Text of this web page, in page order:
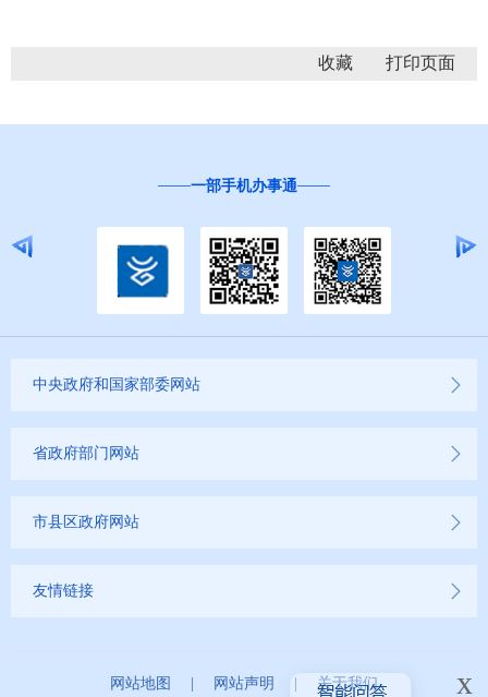
收藏
一部手机办事通
中央政府和国家部委网站
省政府部门网站
市县区政府网站
友情链接
网站地图 网站声明 关于我们 x